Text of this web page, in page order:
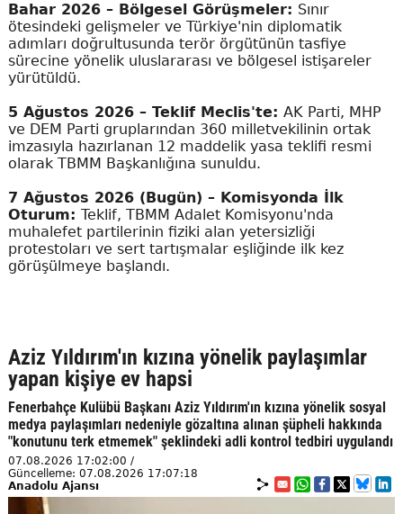
Bahar 2026 – Bölgesel Görüşmeler: Sınır
ötesindeki gelişmeler ve Türkiye'nin diplomatik
adımları doğrultusunda terör örgütünün tasfiye
sürecine yönelik uluslararası ve bölgesel istişareler
yürütüldü.
5 Ağustos 2026 – Teklif Meclis'te: AK Parti, MHP
ve DEM Parti gruplarından 360 milletvekilinin ortak
imzasıyla hazırlanan 12 maddelik yasa teklifi resmi
olarak TBMM Başkanlığına sunuldu.
7 Ağustos 2026 (Bugün) – Komisyonda İlk
Oturum: Teklif, TBMM Adalet Komisyonu'nda
muhalefet partilerinin fiziki alan yetersizliği
protestoları ve sert tartışmalar eşliğinde ilk kez
görüşülmeye başlandı.
Aziz Yıldırım'ın kızına yönelik paylaşımlar
yapan kişiye ev hapsi
Fenerbahçe Kulübü Başkanı Aziz Yıldırım'ın kızına yönelik sosyal
medya paylaşımları nedeniyle gözaltına alınan şüpheli hakkında
"konutunu terk etmemek" şeklindeki adli kontrol tedbiri uygulandı
07.08.2026 17:02:00 /
Güncelleme: 07.08.2026 17:07:18
Anadolu Ajansı